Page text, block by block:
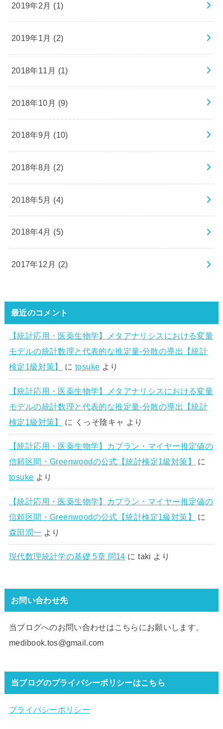
2019年2月 (1)
2019年1月 (2)
2018年11月 (1)
2018年10月 (9)
2018年9月 (10)
2018年8月 (2)
2018年5月 (4)
2018年4月 (5)
2017年12月 (2)
最近のコメント
【統計応用・医薬生物学】メタアナリシスにおける変量
モデルの統計数理と代表的な推定量-分散の導出【統計
検定1級対策】
にtosuke より
【統計応用・医薬生物学】メタアナリシスにおける変量
モデルの統計数理と代表的な推定量-分散の導出【統計
検定1級対策】
に くっそ陰キャ より
【統計応用・医薬生物学】カプラン・マイヤー推定値の
信頼区間・Greenwoodの公式【統計検定1級対策】
に
tosuke より
【統計応用・医薬生物学】カプラン・マイヤー推定値の
信頼区間・Greenwoodの公式【統計検定1級対策】
に
森田潤一 より
現代数理統計学の基礎 5章 問14 にtaki より
お問い合わせ先
当ブログへのお問い合わせはこちらにお願いします。
medibook.tos@gmail.com
当ブログのプライバシーポリシーはこちら
プライバシーポリシー